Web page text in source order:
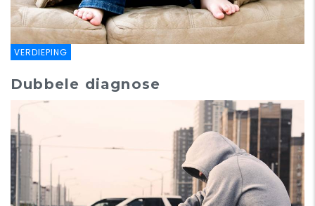
VERDIEPING
Dubbele diagnose